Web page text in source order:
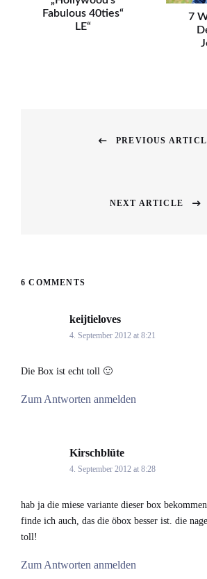
Fabulous 40ties“
LE“
7
PREVIOUS
NEXT ARTICLE
6 COMMENTS
keijtieloves
4. September 2012 at 8:21
Die Box ist echt toll 🙂
Zum Antworten anmelden
Kirschblüte
4. September 2012 at 8:28
hab ja die miese variante dieser box
finde ich auch, das die öbox besser ist. die
toll!
Zum Antworten anmelden